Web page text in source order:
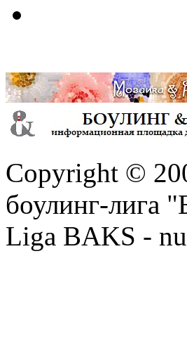
Copyright ©
боулинг-лига
Liga BAKS -